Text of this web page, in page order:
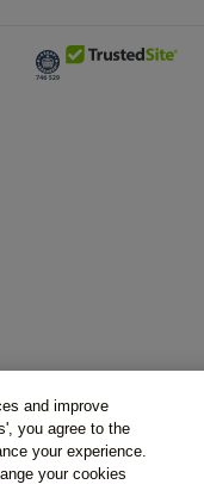
and improve
you agree to the
your experience.
your cookies